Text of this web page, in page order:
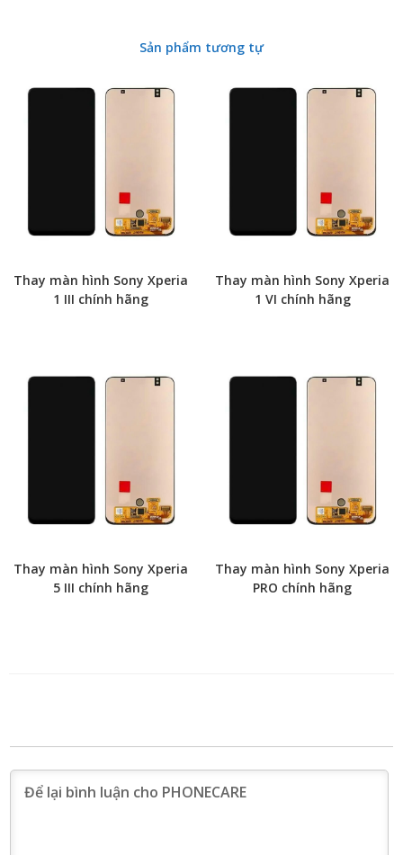
Sản phẩm tương tự
Thay màn hình Sony Xperia
1 III chính hãng
Thay màn hình Sony Xperia
1 VI chính hãng
Thay màn hình Sony Xperia
5 III chính hãng
Thay màn hình Sony Xperia
PRO chính hãng